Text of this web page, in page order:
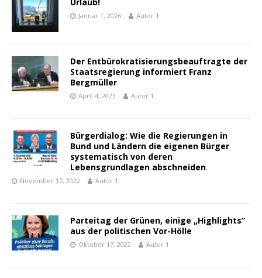
Januar 1, 2026 Autor 1
Der Entbürokratisierungsbeauftragte der
Staatsregierung informiert Franz
Bergmüller
April 4, 2023 Autor 1
Bürgerdialog: Wie die Regierungen in
Bund und Ländern die eigenen Bürger
systematisch von deren
Lebensgrundlagen abschneiden
November 17, 2022 Autor 1
Parteitag der Grünen, einige „Highlights“
aus der politischen Vor-Hölle
Oktober 17, 2022 Autor 1